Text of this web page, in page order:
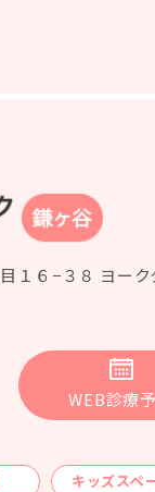
１６−３８ ヨーク
WEB診療
キッズスペ